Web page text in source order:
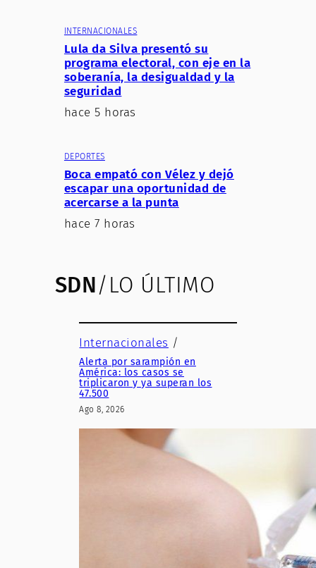
INTERNACIONALES
Lula da Silva presentó su
programa electoral, con eje en la
soberanía, la desigualdad y la
seguridad
hace 5 horas
DEPORTES
Boca empató con Vélez y dejó
escapar una oportunidad de
acercarse a la punta
hace 7 horas
SDN/LO ÚLTIMO
Internacionales /
Alerta por sarampión en
América: los casos se
triplicaron y ya superan los
47.500
Ago 8, 2026